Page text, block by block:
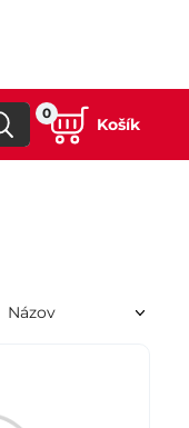
Košík
0